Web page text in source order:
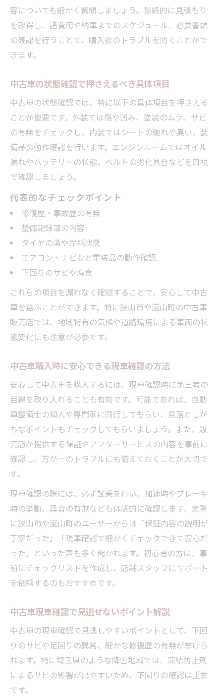
容についても細かく質問しましょう。最終的に見積もり
を取得し、諸費用や納車までのスケジュール、必要書類
の確認を行うことで、購入後のトラブルを防ぐことがで
きます。
中古車の状態確認で押さえるべき具体項目
中古車の状態確認では、特に以下の具体項目を押さえる
ことが重要です。外装では傷や凹み、塗装のムラ、サビ
の有無をチェックし、内装ではシートの破れや臭い、装
備品の動作確認を行います。エンジンルームではオイル
漏れやバッテリーの状態、ベルトの劣化具合などを目視
で確認しましょう。
代表的なチェックポイント
修復歴・事故歴の有無
整備記録簿の内容
タイヤの溝や摩耗状態
エアコン・ナビなど電装品の動作確認
下回りのサビや腐食
これらの項目を漏れなく確認することで、安心して中古
車を選ぶことができます。特に狭山市や嵐山町の中古車
販売店では、地域特有の気候や道路環境による車両の状
態変化にも注意が必要です。
中古車購入時に安心できる現車確認の方法
安心して中古車を購入するには、現車確認時に第三者の
目線を取り入れることも有効です。可能であれば、自動
車整備士の知人や専門家に同行してもらい、見落としが
ちなポイントもチェックしてもらいましょう。また、販
売店が提供する保証やアフターサービスの内容を事前に
確認し、万が一のトラブルにも備えておくことが大切で
す。
現車確認の際には、必ず試乗を行い、加速時やブレーキ
時の挙動、異音の有無なども体感的に確認します。実際
に狭山市や嵐山町のユーザーからは「保証内容の説明が
丁寧だった」「現車確認で細かくチェックできて安心だ
った」といった声も多く聞かれます。初心者の方は、事
前にチェックリストを作成し、店舗スタッフにサポート
を依頼するのもおすすめです。
中古車現車確認で見逃せないポイント解説
中古車の現車確認で見逃しやすいポイントとして、下回
りのサビや足回りの異常、細かな修復歴の有無が挙げら
れます。特に埼玉県のような降雪地域では、凍結防止剤
によるサビの影響が出やすいため、下回りの確認は重要
です。